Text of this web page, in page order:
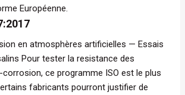
Européenne.
en atmosphères artificielles — Essais
Pour tester la resistance des
ce programme ISO est le plus
fabricants pourront justifier de